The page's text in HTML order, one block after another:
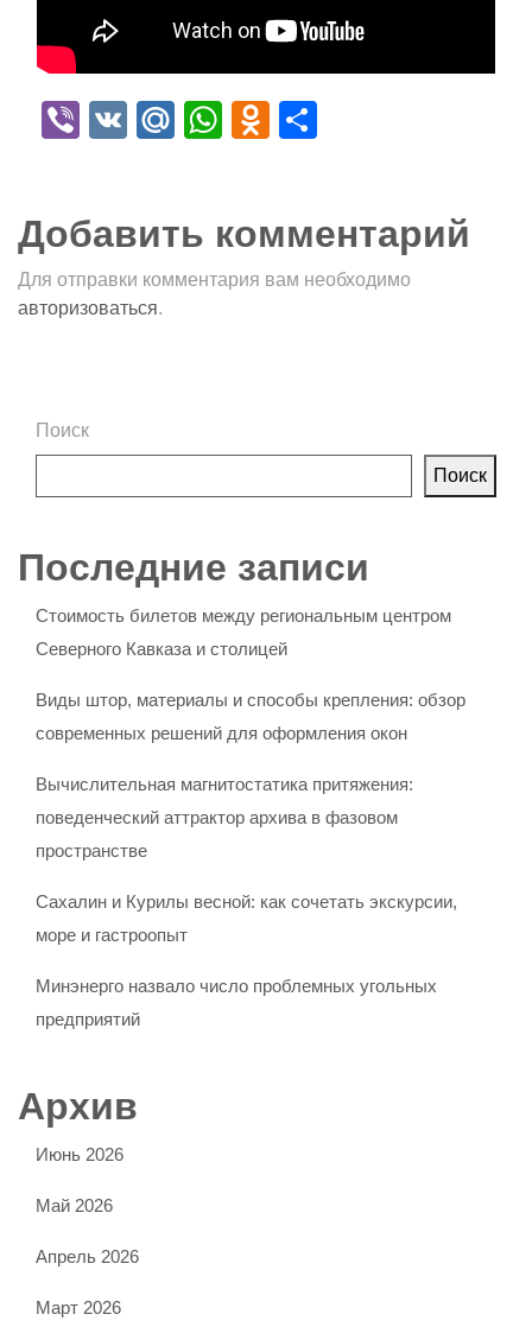
Viber
VK Mail.Ru
WhatsApp
Odnoklassniki
Добавить комментарий
Для отправки комментария вам необходимо
авторизоваться.
Поиск
Поиск
Последние записи
Стоимость билетов между региональным центром
Северного Кавказа и столицей
Виды штор, материалы и способы крепления: обзор
современных решений для оформления окон
Вычислительная магнитостатика притяжения:
поведенческий аттрактор архива в фазовом
пространстве
Сахалин и Курилы весной: как сочетать экскурсии,
море и гастроопыт
Минэнерго назвало число проблемных угольных
предприятий
Архив
Июнь 2026
Май 2026
Апрель 2026
Март 2026